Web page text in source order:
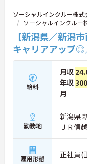
います。複数施設を
メント視点は、将来的
ャリアアップにも直結
性を発揮したいプロフ
す。
★おすすめPOINT★
・広域支援員として複
ームのパートスタッフ
ことができ、現場の
営や人材育成の視点を
ネージャー候補とし
す。
・定年70歳、再雇用75
があり、20代から60
ます。年間休日も114
なく長期的なキャリア
・全施設がバリアフリ
ソーシャルインクルー株
ソーシャルインクルー
【新潟県／新潟
キャリアアップ◎
給料
月収
年収
月
勤務地
新潟県
ＪＲ信
雇用形態 正社員(